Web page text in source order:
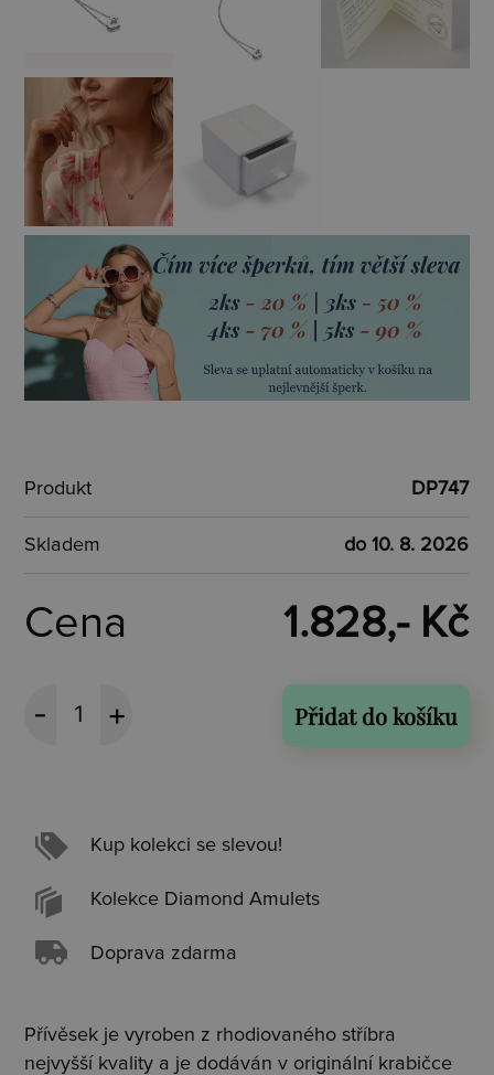
Produkt DP747
Skladem do 10. 8. 2026
Cena 1.828,- Kč
Přidat do košíku
Kup kolekci se slevou!
Kolekce Diamond Amulets
Doprava zdarma
Přívěsek je vyroben z rhodiovaného stříbra
nejvyšší kvality a je dodáván v originální krabičce